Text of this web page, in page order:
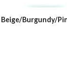
Burgundy/